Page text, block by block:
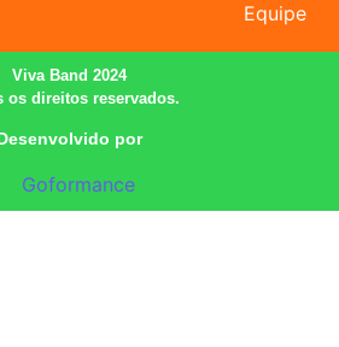
Equipe
Viva Band 2024
os direitos reservados.
por